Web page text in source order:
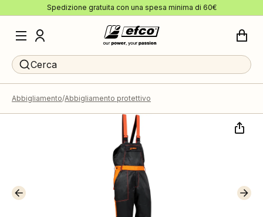
Spedizione gratuita con una spesa minima di 60€
Cerca
Abbigliamento Abbigliamento protettivo